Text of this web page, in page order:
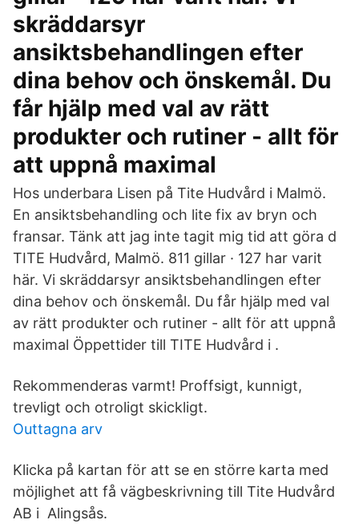
skräddarsyr
ansiktsbehandlingen efter
dina behov och önskemål. Du
får hjälp med val av rätt
produkter och rutiner - allt för
att uppnå maximal
Hos underbara Lisen på Tite Hudvård i Malmö.
En ansiktsbehandling och lite fix av bryn och
fransar. Tänk att jag inte tagit mig tid att göra d
TITE Hudvård, Malmö. 811 gillar · 127 har varit
här. Vi skräddarsyr ansiktsbehandlingen efter
dina behov och önskemål. Du får hjälp med val
av rätt produkter och rutiner - allt för att uppnå
maximal Öppettider till TITE Hudvård i .
Rekommenderas varmt! Proffsigt, kunnigt,
trevligt och otroligt skickligt.
Outtagna arv
Klicka på kartan för att se en större karta med
möjlighet att få vägbeskrivning till Tite Hudvård
AB i Alingsås.